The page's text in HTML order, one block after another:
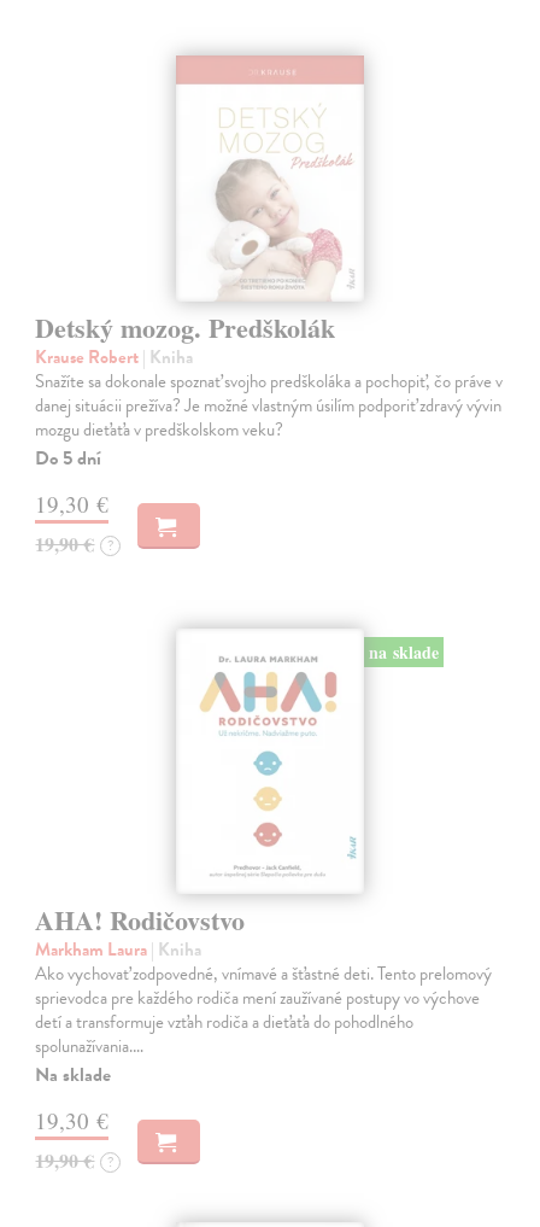
Detský mozog. Predškolák
Krause Robert| Kniha
Snažíte sa dokonale spoznať svojho predškoláka a pochopiť, čo práve v
danej situácii prežíva? Je možné vlastným úsilím podporiť zdravý vývin
mozgu dieťaťa v predškolskom veku?
Do 5 dní
19,30 €
19,90 € ?
na sklade
AHA! Rodičovstvo
Markham Laura| Kniha
Ako vychovať zodpovedné, vnímavé a šťastné deti. Tento prelomový
sprievodca pre každého rodiča mení zaužívané postupy vo výchove
detí a transformuje vzťah rodiča a dieťaťa do pohodlného
spolunažívania.…
Na sklade
19,30 €
19,90 € ?